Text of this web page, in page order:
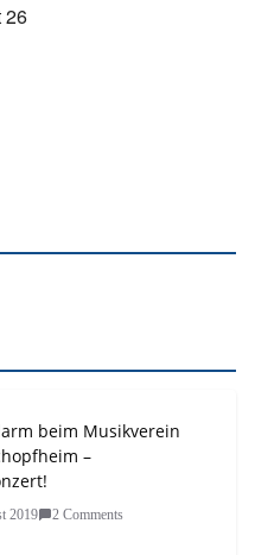
26
beim Musikverein
–
2019 2 Comments